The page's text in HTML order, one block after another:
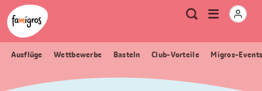
Sprungmarken
Navigation
Header
Logo
Meta
Navigation
Suche
Menu
öffnen
Ausflüge Wettbewerbe Basteln Club-Vorteile Migros-